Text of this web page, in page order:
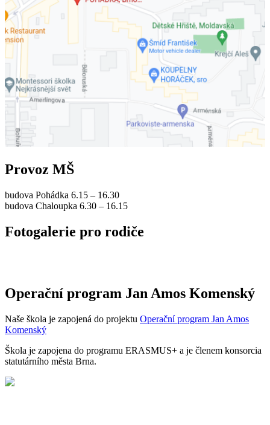
Provoz MŠ
budova Pohádka 6.15 – 16.30
budova Chaloupka 6.30 – 16.15
Fotogalerie pro rodiče
Operační program Jan Amos Komenský
Naše škola je zapojená do projektu Operační program Jan Amos
Komenský
Škola je zapojena do programu ERASMUS+ a je členem konsorcia
statutárního města Brna.